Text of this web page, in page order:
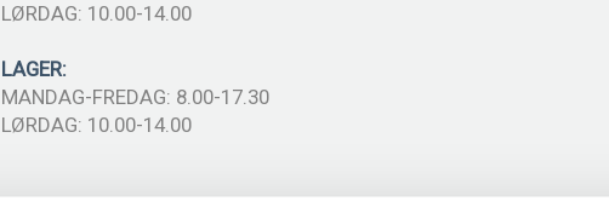
LØRDAG: 10.00-14.00
LAGER:
MANDAG-FREDAG: 8.00-17.30
LØRDAG: 10.00-14.00